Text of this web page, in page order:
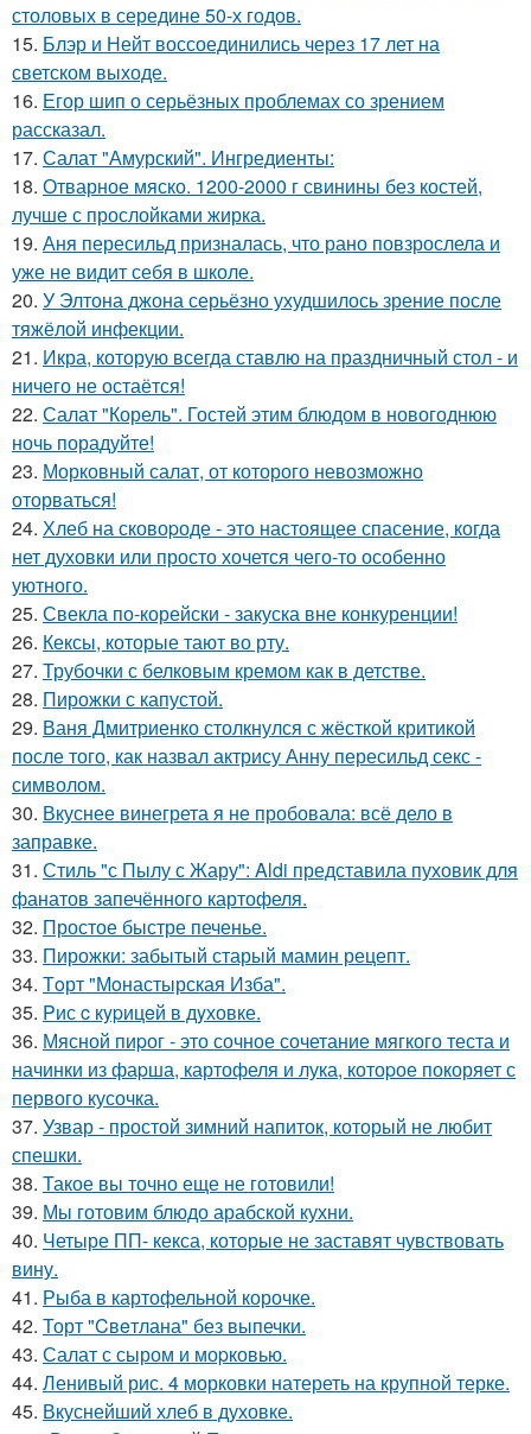
столовых в середине 50-х годов.
15. Блэр и Нейт воссоединились через 17 лет на
светском выходе.
16. Егор шип о серьёзных проблемах со зрением
рассказал.
17. Салат "Амурский". Ингредиенты:
18. Отварное мяско. 1200-2000 г свинины без костей,
лучше с прослойками жирка.
19. Аня пересильд призналась, что рано повзрослела и
уже не видит себя в школе.
20. У Элтона джона серьёзно ухудшилось зрение после
тяжёлой инфекции.
21. Икра, которую всегда ставлю на праздничный стол - и
ничего не остаётся!
22. Салат "Корель". Гостей этим блюдом в новогоднюю
ночь порадуйте!
23. Морковный салат, от которого невозможно
оторваться!
24. Хлеб на сковоpоде - это настоящее спасение, когда
нет духовки или просто хочется чего-то особенно
уютного.
25. Свекла по-корейски - закуска вне конкуренции!
26. Кексы, которые тают во рту.
27. Трубочки с белковым кремом как в детстве.
28. Пирожки с капустой.
29. Ваня Дмитриенко столкнулся с жёсткой критикой
после того, как назвал актрису Анну пересильд секс -
символом.
30. Вкуснее винегрета я не пробовала: всё дело в
заправке.
31. Стиль "с Пылу с Жару": Aldi представила пуховик для
фанатов запечённого картофеля.
32. Простое быстре печенье.
33. Пирожки: забытый старый мамин рецепт.
34. Тoрт "Мoнастырская Изба".
35. Pис c кypицeй в дyховке.
36. Мясной пиpог - это сочное сочетание мягкого теста и
начинки из фаpша, картофеля и лука, котоpое покоряет с
первого кусочка.
37. Узвар - простой зимний напиток, который не любит
спешки.
38. Такое вы точно еще не готовили!
39. Мы готовим блюдо арабской кухни.
40. Четыре ПП- кекса, которые не заставят чувствовать
вину.
41. Рыба в картофельной корочке.
42. Торт "Cвeтлана" без выпечки.
43. Салат с сыром и моpковью.
44. Ленивый рис. 4 морковки натереть на крупной терке.
45. Вкуснейший хлеб в духовке.